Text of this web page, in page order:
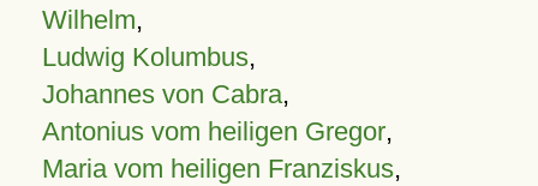
Wilhelm,
Ludwig Kolumbus,
Johannes von Cabra,
Antonius vom heiligen Gregor,
Maria vom heiligen Franziskus,